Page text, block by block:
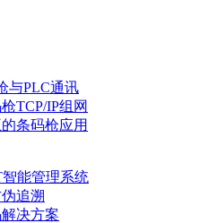
与PLC通讯
TCP/IP组网
条码枪应用
能管理系统
追溯
决方案